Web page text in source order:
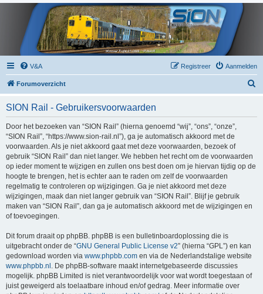
V&A Aanmelden
Registreer
Forumoverzicht
SION Rail - Gebruikersvoorwaarden
Door het bezoeken van “SION Rail” (hierna genoemd “wij”, “ons”, “onze”,
“SION Rail”, “https://www.sion-rail.nl”), ga je automatisch akkoord met de
voorwaarden. Als je niet akkoord gaat met deze voorwaarden, bezoek of
gebruik “SION Rail” dan niet langer. We hebben het recht om de voorwaarden
op ieder moment te wijzigen en zullen ons best doen om je hiervan tijdig op de
hoogte te brengen, het is echter aan te raden om zelf de voorwaarden
regelmatig te controleren op wijzigingen. Ga je niet akkoord met deze
wijzigingen, maak dan niet langer gebruik van “SION Rail”. Blijf je gebruik
maken van “SION Rail”, dan ga je automatisch akkoord met de wijzigingen en
of toevoegingen.
Dit forum draait op phpBB. phpBB is een bulletinboardoplossing die is
uitgebracht onder de “GNU General Public License v2” (hierna “GPL”) en kan
gedownload worden via www.phpbb.com en via de Nederlandstalige website
www.phpbb.nl . De phpBB-software maakt internetgebaseerde discussies
mogelijk. phpBB Limited is niet verantwoordelijk voor wat wordt toegestaan of
juist geweigerd als toelaatbare inhoud en/of gedrag. Meer informatie over